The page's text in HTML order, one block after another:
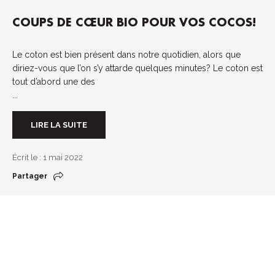
COUPS DE CŒUR BIO POUR VOS COCOS!
Le coton est bien présent dans notre quotidien, alors que
diriez-vous que l’on s’y attarde quelques minutes? Le coton est
tout d’abord une des
LIRE LA SUITE
Écrit le : 1 mai 2022
Partager